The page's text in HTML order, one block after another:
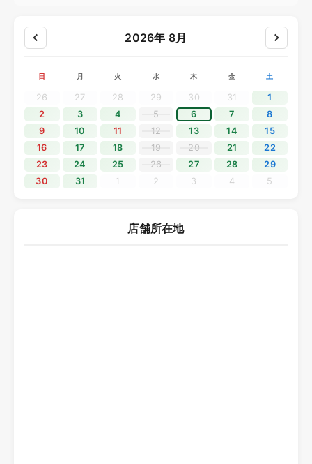
にありがとうございます。
誠に勝手ながら、2026年5月2日（土）から5月6日（水）ま
休業期間中にいただきましたお問い合わせにつきましては、
5月7日（木）より順次対応いたします。
ご不便をおかけいたしますが、何卒ご理解くださいますよう
お願い申し上げます。
2025.12.11
年末年始休業のご案内
にありがとうございます。
2026年 8月
日 月 火 水 木 金 土
26 27 28 29 30 31
1
2
3 4 5 6 7
8
9
10 11 12 13 14
15
16
17 18 19 20 21
22
23
24 25 26 27 28
29
30
31 1 2 3 4 5
店舗所在地